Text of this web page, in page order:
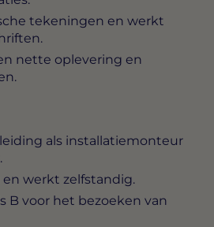
tekeningen en werkt
nette oplevering en
als installatiemonteur
werkt zelfstandig.
B voor het bezoeken van